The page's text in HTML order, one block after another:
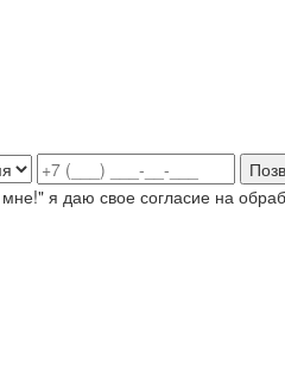
я даю свое согласие на